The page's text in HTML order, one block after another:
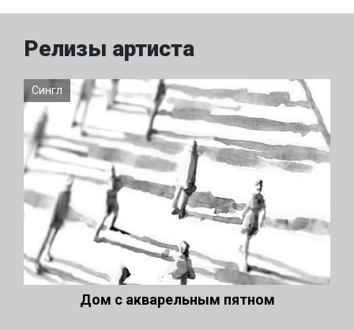
Релизы артиста
Сингл
Дом с акварельным пятном